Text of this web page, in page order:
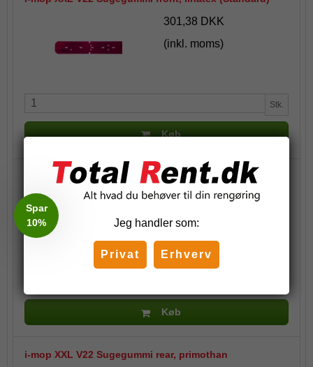
301,38 DKK
(inkl. moms)
Stk.
Køb
i-mop XXL V22 Sugegummi rear, linatex (Standard)
334,00 DKK
(inkl. moms)
Køb
i-mop XXL V22 Sugegummi rear, primothan
Jeg handler som:
Privat Erhverv
Spar
10%